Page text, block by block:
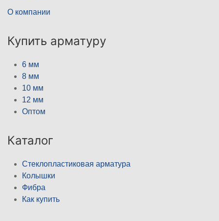
О компании
Купить арматуру
6 мм
8 мм
10 мм
12 мм
Оптом
Каталог
Стеклопластиковая арматура
Колышки
Фибра
Как купить